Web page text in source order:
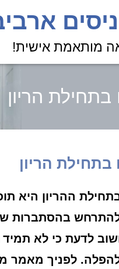
מותאמת אישית!
בתחילת הריון
בתחילת הריון
ההריון היא
לדעת כי לא
לפניך מאמר